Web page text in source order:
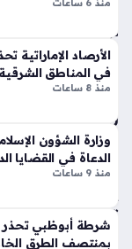
عد
الت
ص
م
الت
قلي
دي
بلم
سا
ت
دقا
ئق
أش
غا
ل
ال
شا
رق
تد
عم
منذ 6 ساعات
الأرصاد
في المناطق الشرقية
منذ 8 ساعات
وزارة الشؤون
الدعاة في القضايا
منذ 9 ساعات
شرطة أبوظبي تحذر
بمنتصف الطرق